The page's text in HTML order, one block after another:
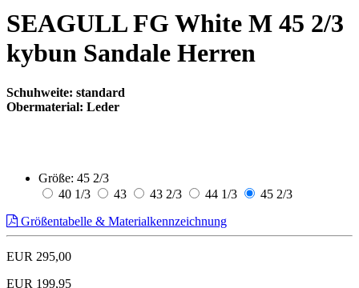
SEAGULL FG White M 45 2/3
kybun Sandale Herren
Schuhweite: standard
Obermaterial: Leder
Größe: 45 2/3
40 1/3
43 43 2/3 44 1/3
45 2/3
Größentabelle & Materialkennzeichnung
EUR 295,00
EUR 199,95